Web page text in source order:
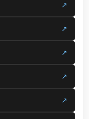
↗
↗
↗
↗
↗